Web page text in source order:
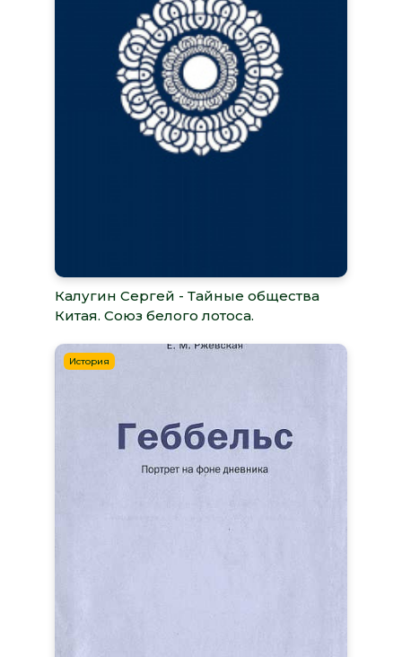
Калугин Сергей - Тайные общества
Китая. Союз белого лотоса.
История